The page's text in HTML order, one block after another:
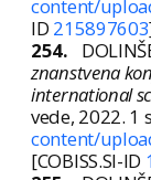
content/
ID 215897603
254.
znanstvena
international
vede, 2022. 1
content/
[COBISS.SI-ID